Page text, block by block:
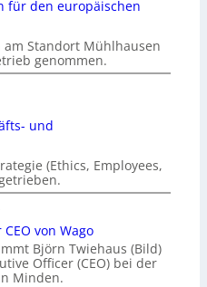
für den europäischen
Standort Mühlhausen
genommen.
und
(Ethics, Employees,
von Wago
Björn Twiehaus (Bild)
Officer (CEO) bei der
Minden.